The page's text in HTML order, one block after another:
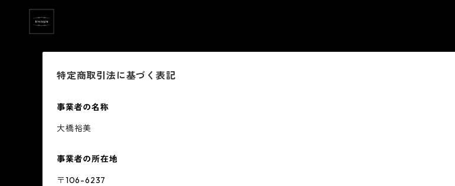
特定商取引法に基づく表記
事業者の名称
大橋裕美
事業者の所在地
〒106-6237